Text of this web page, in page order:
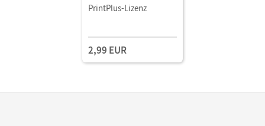
PrintPlus-Lizenz
2,99 EUR